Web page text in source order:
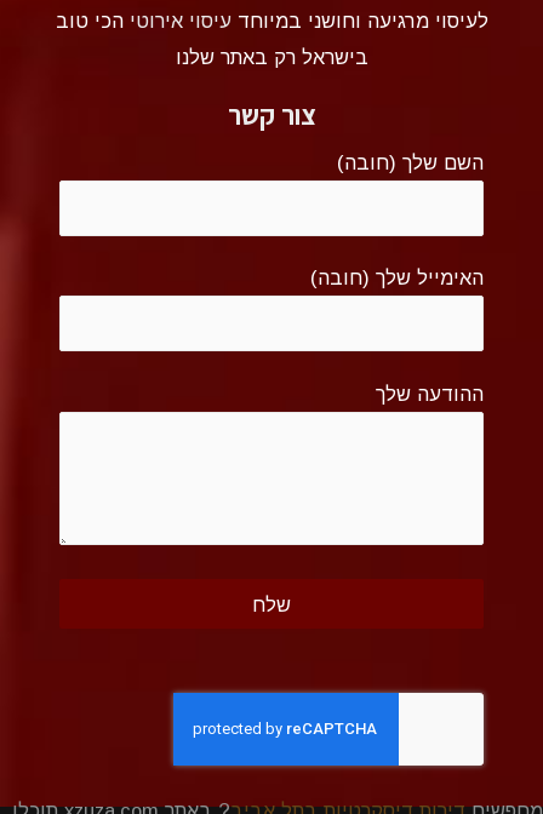
לעיסוי מרגיעה וחושני במיוחדעיסוי אירוטי הכי טוב
בישראל רק באתר שלנו
צור קשר
השם שלך (חובה)
האימייל שלך (חובה)
ההודעה שלך